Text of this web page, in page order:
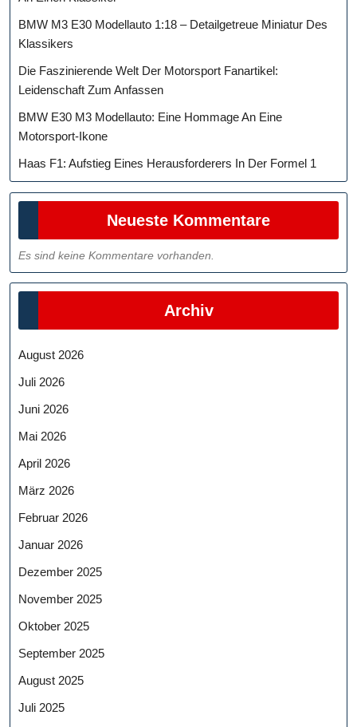
BMW M3 E30 Modellauto 1:18 – Detailgetreue Miniatur Des
Klassikers
Die Faszinierende Welt Der Motorsport Fanartikel:
Leidenschaft Zum Anfassen
BMW E30 M3 Modellauto: Eine Hommage An Eine
Motorsport-Ikone
Haas F1: Aufstieg Eines Herausforderers In Der Formel 1
Neueste Kommentare
Es sind keine Kommentare vorhanden.
Archiv
August 2026
Juli 2026
Juni 2026
Mai 2026
April 2026
März 2026
Februar 2026
Januar 2026
Dezember 2025
November 2025
Oktober 2025
September 2025
August 2025
Juli 2025